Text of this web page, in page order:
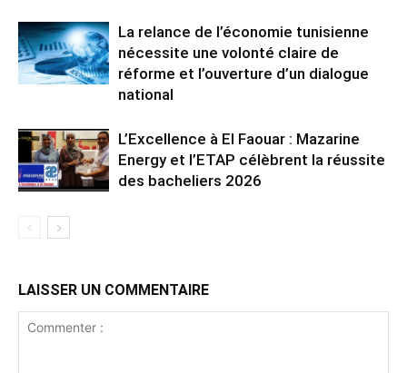
La relance de l’économie tunisienne
nécessite une volonté claire de
réforme et l’ouverture d’un dialogue
national
L’Excellence à El Faouar : Mazarine
Energy et l’ETAP célèbrent la réussite
des bacheliers 2026
LAISSER UN COMMENTAIRE